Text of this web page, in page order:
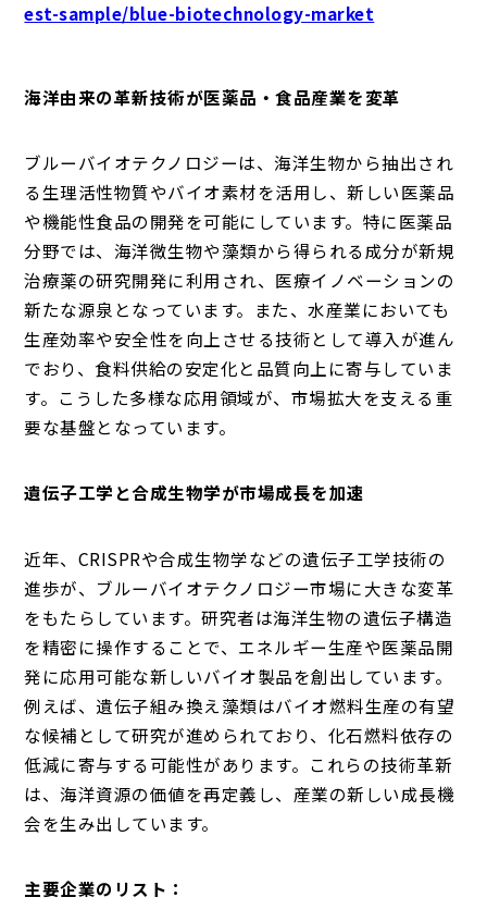
est-sample/blue-biotechnology-market
海洋由来の革新技術が医薬品・食品産業を変革
ブルーバイオテクノロジーは、海洋生物から抽出され
る生理活性物質やバイオ素材を活用し、新しい医薬品
や機能性食品の開発を可能にしています。特に医薬品
分野では、海洋微生物や藻類から得られる成分が新規
治療薬の研究開発に利用され、医療イノベーションの
新たな源泉となっています。また、水産業においても
生産効率や安全性を向上させる技術として導入が進ん
でおり、食料供給の安定化と品質向上に寄与していま
す。こうした多様な応用領域が、市場拡大を支える重
要な基盤となっています。
遺伝子工学と合成生物学が市場成長を加速
近年、CRISPRや合成生物学などの遺伝子工学技術の
進歩が、ブルーバイオテクノロジー市場に大きな変革
をもたらしています。研究者は海洋生物の遺伝子構造
を精密に操作することで、エネルギー生産や医薬品開
発に応用可能な新しいバイオ製品を創出しています。
例えば、遺伝子組み換え藻類はバイオ燃料生産の有望
な候補として研究が進められており、化石燃料依存の
低減に寄与する可能性があります。これらの技術革新
は、海洋資源の価値を再定義し、産業の新しい成長機
会を生み出しています。
主要企業のリスト：